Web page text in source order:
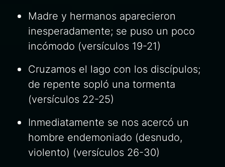
Madre y hermanos aparecieron
inesperadamente; se puso un poco
incómodo (versículos 19-21)
Cruzamos el lago con los discípulos;
de repente sopló una tormenta
(versículos 22-25)
Inmediatamente se nos acercó un
hombre endemoniado (desnudo,
violento) (versículos 26-30)